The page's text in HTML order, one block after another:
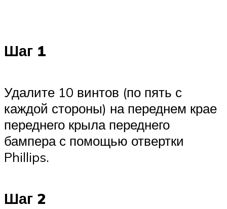
Шаг 1
Удалите 10 винтов (по пять с
каждой стороны) на переднем крае
переднего крыла переднего
бампера с помощью отвертки
Phillips.
Шаг 2